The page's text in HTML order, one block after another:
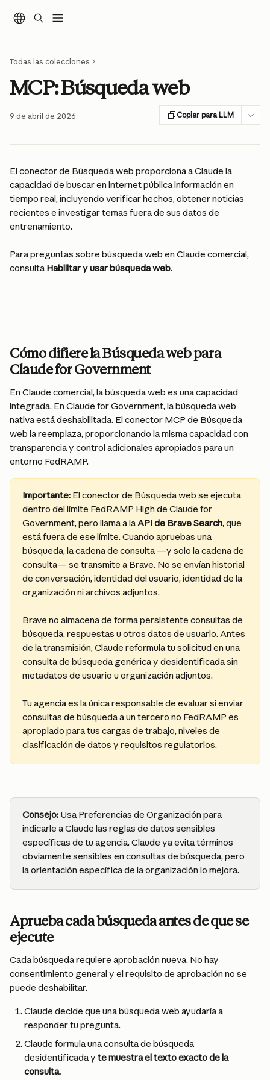
Todas las colecciones
MCP: Búsqueda web
9 de abril de 2026 Copiar para LLM
El conector de Búsqueda web proporciona a Claude la
capacidad de buscar en internet pública información en
tiempo real, incluyendo verificar hechos, obtener noticias
recientes e investigar temas fuera de sus datos de
entrenamiento.
Para preguntas sobre búsqueda web en Claude comercial,
consulta Habilitar y usar búsqueda web.
Cómo difiere la Búsqueda web para
Claude for Government
En Claude comercial, la búsqueda web es una capacidad
integrada. En Claude for Government, la búsqueda web
nativa está deshabilitada. El conector MCP de Búsqueda
web la reemplaza, proporcionando la misma capacidad con
transparencia y control adicionales apropiados para un
entorno FedRAMP.
Importante: El conector de Búsqueda web se ejecuta
dentro del límite FedRAMP High de Claude for
Government, pero llama a la API de Brave Search, que
está fuera de ese límite. Cuando apruebas una
búsqueda, la cadena de consulta —y solo la cadena de
consulta— se transmite a Brave. No se envían historial
de conversación, identidad del usuario, identidad de la
organización ni archivos adjuntos.
Brave no almacena de forma persistente consultas de
búsqueda, respuestas u otros datos de usuario. Antes
de la transmisión, Claude reformula tu solicitud en una
consulta de búsqueda genérica y desidentificada sin
metadatos de usuario u organización adjuntos.
Tu agencia es la única responsable de evaluar si enviar
consultas de búsqueda a un tercero no FedRAMP es
apropiado para tus cargas de trabajo, niveles de
clasificación de datos y requisitos regulatorios.
Consejo: Usa Preferencias de Organización para
indicarle a Claude las reglas de datos sensibles
específicas de tu agencia. Claude ya evita términos
obviamente sensibles en consultas de búsqueda, pero
la orientación específica de la organización lo mejora.
Aprueba cada búsqueda antes de que se
ejecute
Cada búsqueda requiere aprobación nueva. No hay
consentimiento general y el requisito de aprobación no se
puede deshabilitar.
Claude decide que una búsqueda web ayudaría a
responder tu pregunta.
Claude formula una consulta de búsqueda
desidentificada y te muestra el texto exacto de la
consulta.